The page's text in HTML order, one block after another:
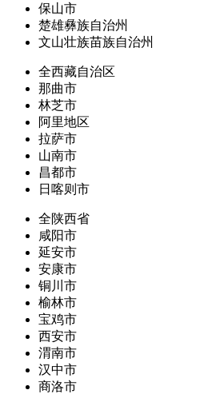
保山市
楚雄彝族自治州
文山壮族苗族自治州
全西藏自治区
那曲市
林芝市
阿里地区
拉萨市
山南市
昌都市
日喀则市
全陕西省
咸阳市
延安市
安康市
铜川市
榆林市
宝鸡市
西安市
渭南市
汉中市
商洛市